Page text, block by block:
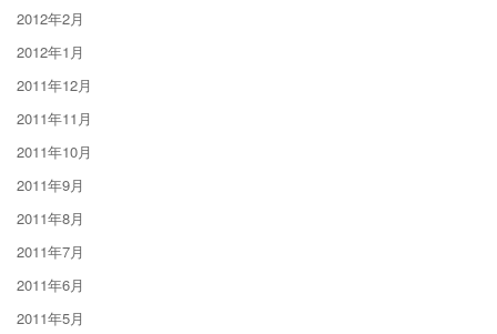
2012年2月
2012年1月
2011年12月
2011年11月
2011年10月
2011年9月
2011年8月
2011年7月
2011年6月
2011年5月